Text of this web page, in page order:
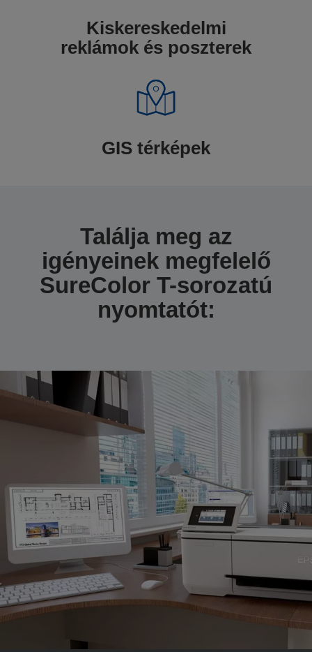
Kiskereskedelmi
reklámok és poszterek
GIS térképek
Találja meg az
igényeinek megfelelő
SureColor T-sorozatú
nyomtatót: